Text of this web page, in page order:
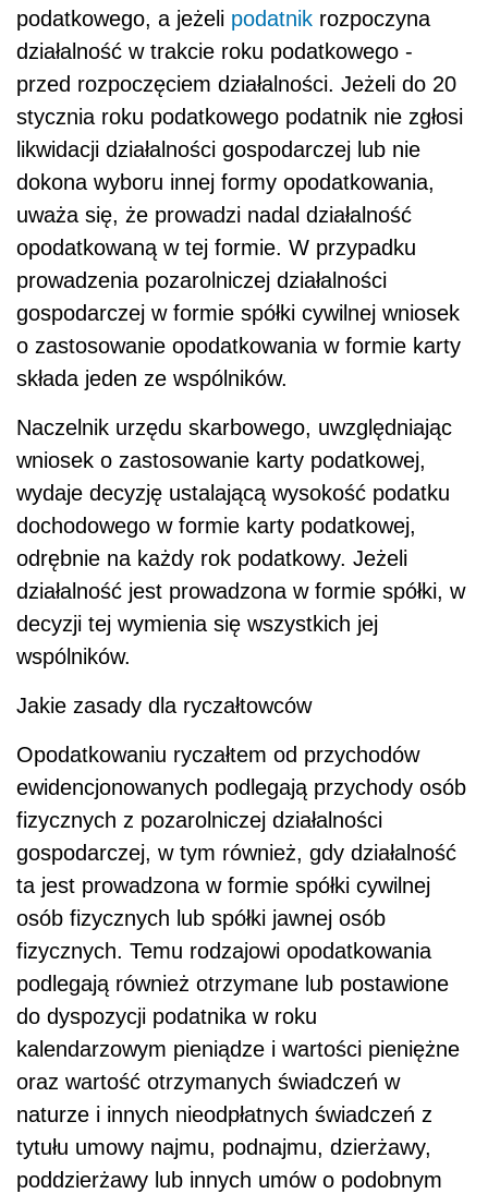
podatkowego, a jeżeli podatnik rozpoczyna
działalność w trakcie roku podatkowego -
przed rozpoczęciem działalności. Jeżeli do 20
stycznia roku podatkowego podatnik nie zgłosi
likwidacji działalności gospodarczej lub nie
dokona wyboru innej formy opodatkowania,
uważa się, że prowadzi nadal działalność
opodatkowaną w tej formie. W przypadku
prowadzenia pozarolniczej działalności
gospodarczej w formie spółki cywilnej wniosek
o zastosowanie opodatkowania w formie karty
składa jeden ze wspólników.
Naczelnik urzędu skarbowego, uwzględniając
wniosek o zastosowanie karty podatkowej,
wydaje decyzję ustalającą wysokość podatku
dochodowego w formie karty podatkowej,
odrębnie na każdy rok podatkowy. Jeżeli
działalność jest prowadzona w formie spółki, w
decyzji tej wymienia się wszystkich jej
wspólników.
Jakie zasady dla ryczałtowców
Opodatkowaniu ryczałtem od przychodów
ewidencjonowanych podlegają przychody osób
fizycznych z pozarolniczej działalności
gospodarczej, w tym również, gdy działalność
ta jest prowadzona w formie spółki cywilnej
osób fizycznych lub spółki jawnej osób
fizycznych. Temu rodzajowi opodatkowania
podlegają również otrzymane lub postawione
do dyspozycji podatnika w roku
kalendarzowym pieniądze i wartości pieniężne
oraz wartość otrzymanych świadczeń w
naturze i innych nieodpłatnych świadczeń z
tytułu umowy najmu, podnajmu, dzierżawy,
poddzierżawy lub innych umów o podobnym